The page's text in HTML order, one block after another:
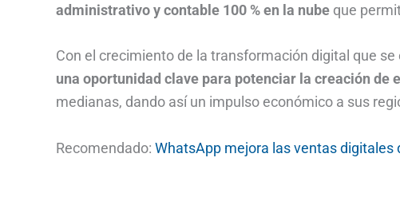
administrativo y contable 100 % en la nube que
Con el crecimiento de la transformación digital que
una oportunidad clave para potenciar la creación de
medianas, dando así un impulso económico a sus
Recomendado: WhatsApp mejora las ventas digitales